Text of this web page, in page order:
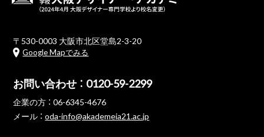
〒530-0003 大阪市北区堂島2-3-20
Google Mapでみる
お問い合わせ ： 0120-59-2299
企業の方 ： 06-6345-4676
メール ：oda-info@akademeia21.ac.jp